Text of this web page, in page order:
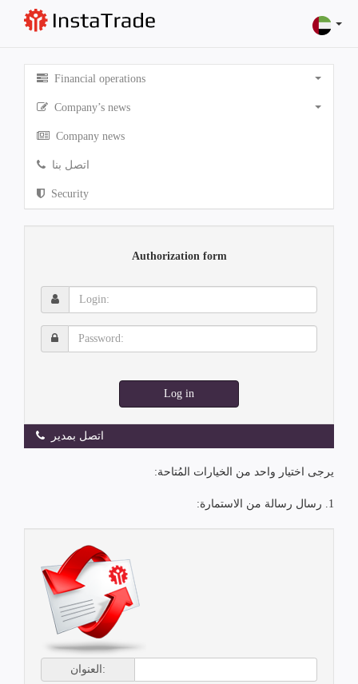
Financial operations
Company’s news
Company news
اتصل بنا
Security
Authorization form
Login:
Password:
Log in
اتصل بمدير
يرجى اختيار واحد من الخيارات المُتاحة:
1. رسال رسالة من الاستمارة:
العنوان: